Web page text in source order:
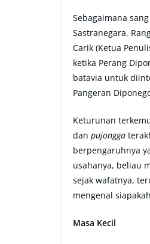
Sebagaimana
Sastranegara,
Carik (Ketua
ketika Perang
batavia untuk
Pangeran
Keturunan
dan pujongga
berpengaruhnya
usahanya, beliau
sejak wafatnya,
mengenal
Masa Kecil